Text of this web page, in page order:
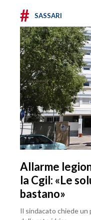
# SASSARI
Allarme
la Cgil: «Le
bastano»
Il sindacato chiede un